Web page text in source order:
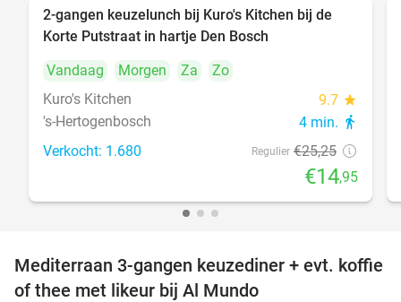
2-gangen keuzelunch bij Kuro's Kitchen bij de
Korte Putstraat in hartje Den Bosch
Vandaag
Morgen Za
Zo
Kuro's Kitchen
9.7 star
's-Hertogenbosch 4 min. directions_walk
Verkocht: 1.680 Regulier €25,25
€14,95
27%
Mediterraan 3-gangen keuzediner + evt. koffie
of thee met likeur bij Al Mundo